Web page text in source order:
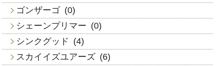
ゴンザーゴ (0)
シェーンプリマー (0)
シンクグッド (4)
スカイイズユアーズ (6)